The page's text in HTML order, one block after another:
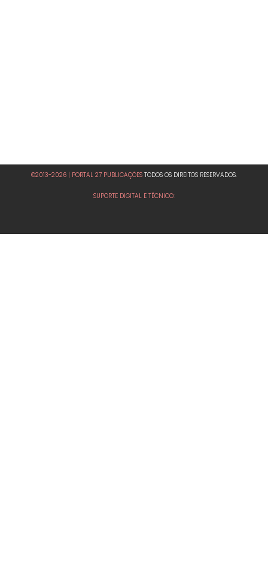
©2013-2026 | PORTAL 27 PUBLICAÇÕES TODOS OS DIREITOS RESERVADOS.
SUPORTE DIGITAL E TÉCNICO: